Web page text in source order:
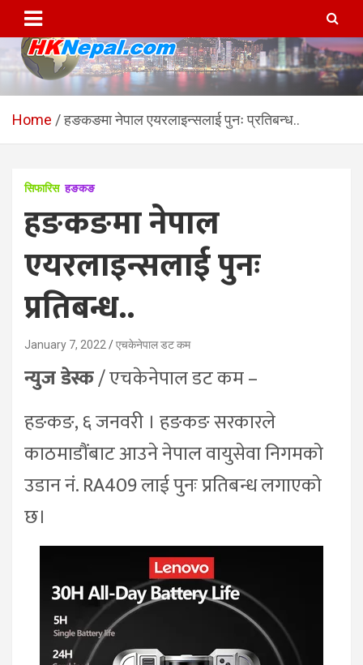
content
HKNepal.com – हङकङबाट
सञ्चालित पहिलो नेपाली अनलाईन
hknepal, hknepal.com, hk nepal, hk nepal com
Home हङकङमा नेपाल एयरलाइन्सलाई पुनः प्रतिबन्ध..
सिफारिस हङकङ
हङकङमा नेपाल
एयरलाइन्सलाई पुनः
प्रतिबन्ध..
January 7, 2022 एचकेनेपाल डट कम
न्युज डेस्क/ एचकेनेपाल डट कम –
हङकङ, ६ जनवरी । हङकङ सरकारले
काठमाडौंबाट आउने नेपाल वायुसेवा निगमको
उडान नं. RA409 लाई पुनः प्रतिबन्ध लगाएको
छ।